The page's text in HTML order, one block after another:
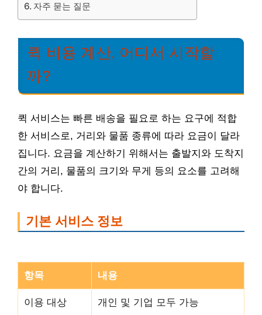
자주 묻는 질문
퀵 비용 계산, 어디서 시작할
까?
퀵 서비스는 빠른 배송을 필요로 하는 요구에 적합
한 서비스로, 거리와 물품 종류에 따라 요금이 달라
집니다. 요금을 계산하기 위해서는 출발지와 도착지
간의 거리, 물품의 크기와 무게 등의 요소를 고려해
야 합니다.
기본 서비스 정보
항목 내용
이용 대상 개인 및 기업 모두 가능